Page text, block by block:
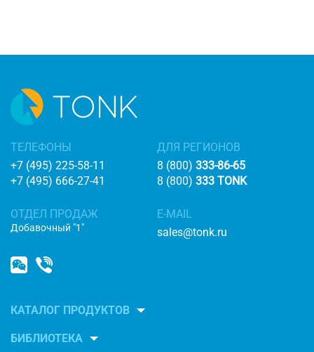
ТЕЛЕФОНЫ
+7 (495) 225-58-11
+7 (495) 666-27-41
ДЛЯ РЕГИОНОВ
8 (800) 333-86-65
8 (800) 333 TONK
ОТДЕЛ ПРОДАЖ
Добавочный "1"
E-MAIL
sales@tonk.ru
КАТАЛОГ ПРОДУКТОВ
БИБЛИОТЕКА